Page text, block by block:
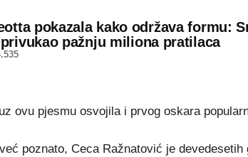
pokazala kako održava formu:
pažnju miliona pratilaca
ovu pjesmu osvojila i prvog oskara
poznato, Ceca Ražnatović je devedesetih